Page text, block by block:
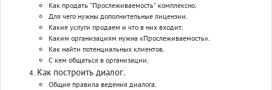
Как продать "Прослеживаемость" комплексно.
Для чего нужны дополнительные лицензии.
Какие услуги продаем и что в них входит.
Каким организациям нужна «Прослеживаемость».
Как найти потенциальных клиентов.
С кем общаться в организации.
Как построить диалог.
Общие правила ведения диалога.